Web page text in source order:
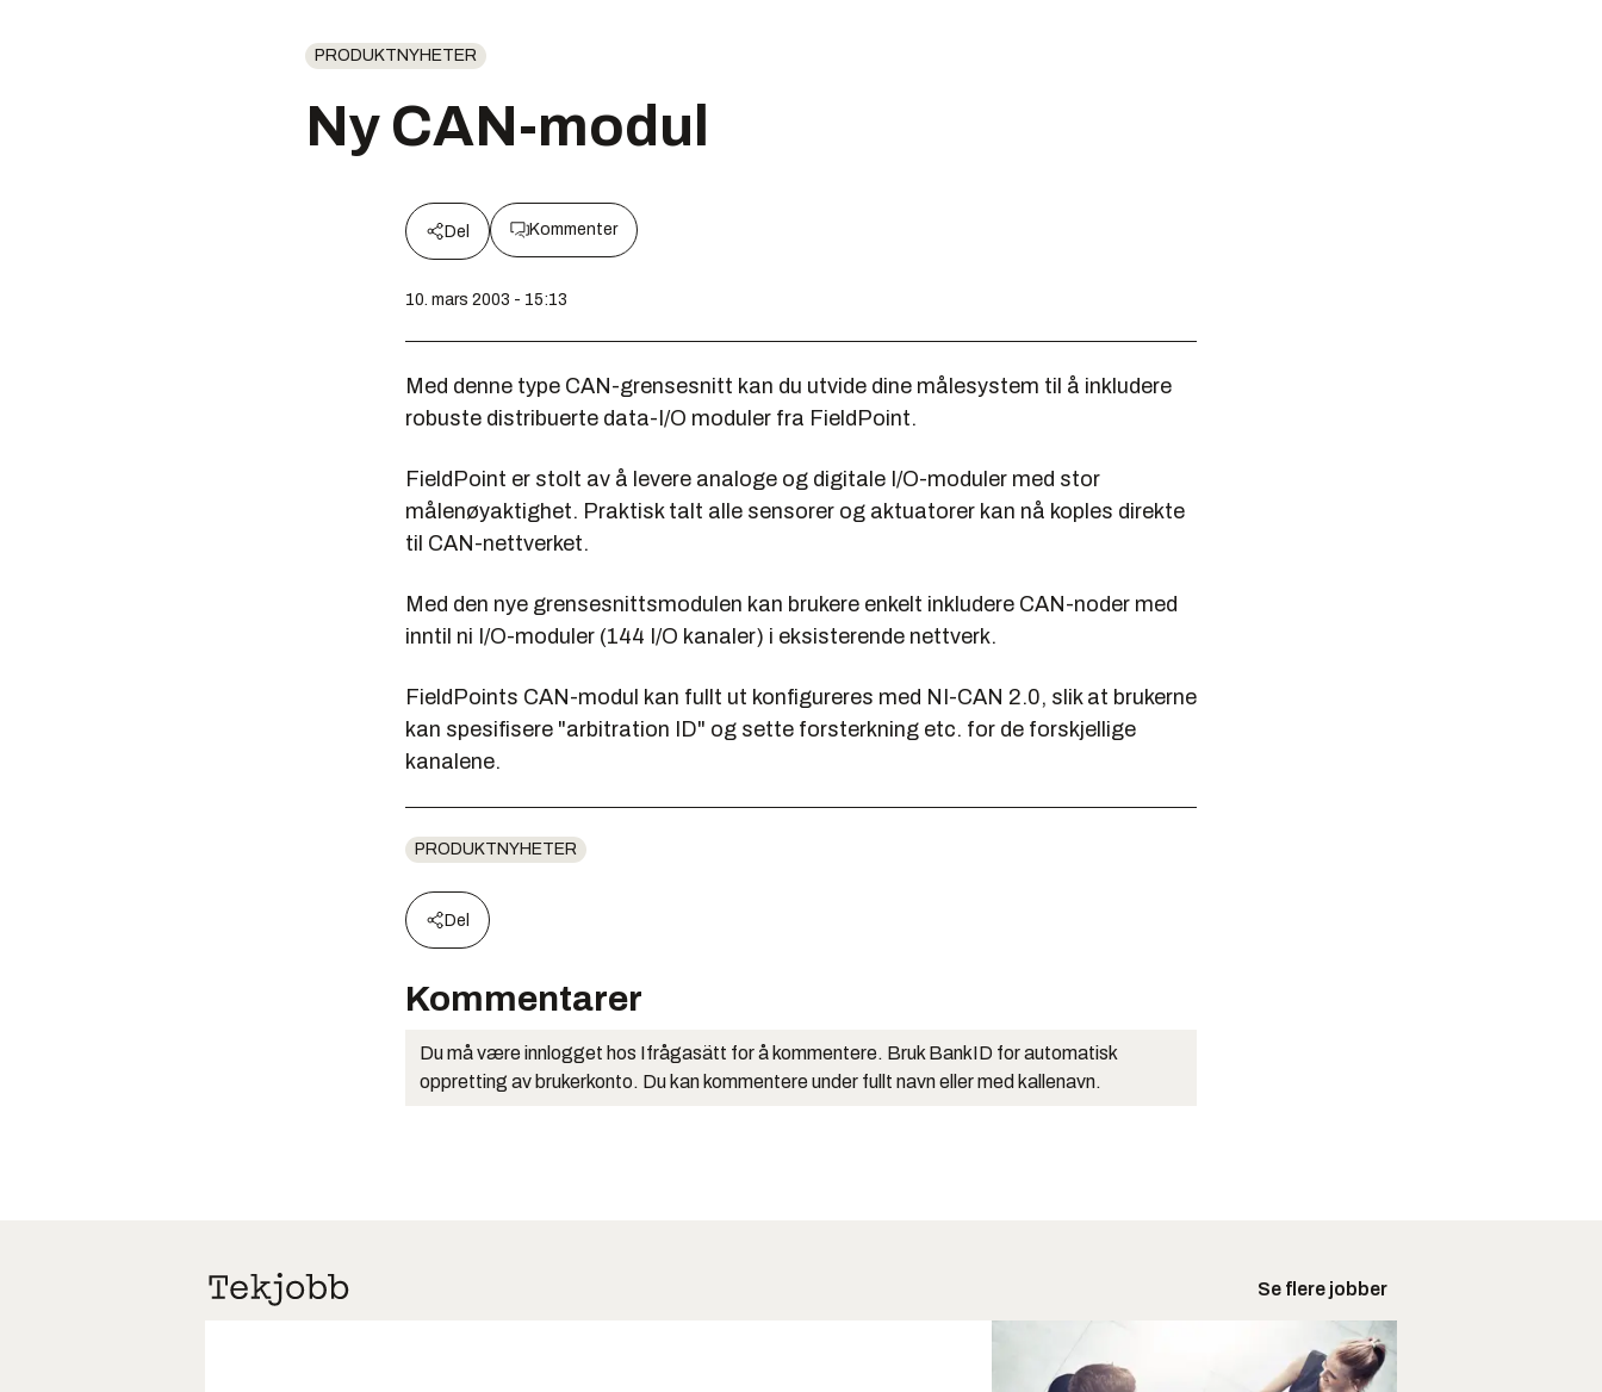
PRODUKTNYHETER
Ny CAN-modul
Del Kommenter
10. mars 2003 - 15:13
Med denne type CAN-grensesnitt kan du utvide dine målesystem til å inkludere
robuste distribuerte data-I/O moduler fra FieldPoint.
FieldPoint er stolt av å levere analoge og digitale I/O-moduler med stor
målenøyaktighet. Praktisk talt alle sensorer og aktuatorer kan nå koples direkte
til CAN-nettverket.
Med den nye grensesnittsmodulen kan brukere enkelt inkludere CAN-noder med
inntil ni I/O-moduler (144 I/O kanaler) i eksisterende nettverk.
FieldPoints CAN-modul kan fullt ut konfigureres med NI-CAN 2.0, slik at brukerne
kan spesifisere "arbitration ID" og sette forsterkning etc. for de forskjellige
kanalene.
PRODUKTNYHETER
Del
Kommentarer
Du må være innlogget hos Ifrågasätt for å kommentere. Bruk BankID for automatisk
oppretting av brukerkonto. Du kan kommentere under fullt navn eller med kallenavn.
Se flere jobber